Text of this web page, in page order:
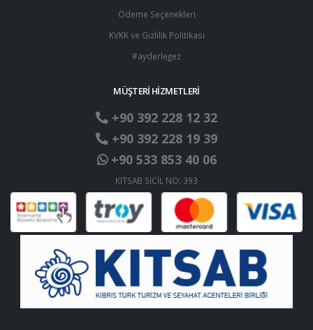
Ödeme Seçenekleri
KVKK ve Gizlilik Politikası
#ayderlegez
MÜŞTERİ HİZMETLERİ
+90 392 228 12 32
+90 392 228 19 39
+90 533 853 40 06
KITSAB SİCİL NO: 393